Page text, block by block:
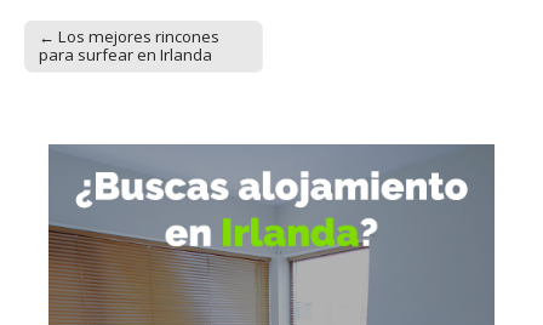
Post navigation
← Los mejores rincones
para surfear en Irlanda